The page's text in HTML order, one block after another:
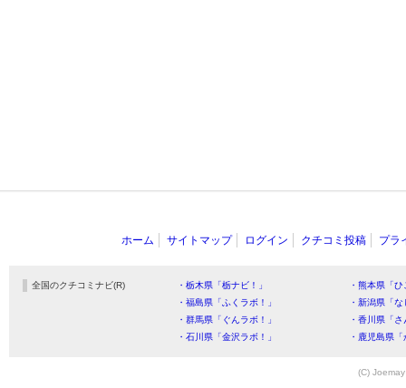
ホーム サイトマップ ログイン クチコミ投稿 プラ
全国のクチコミナビ(R) ・栃木県「栃ナビ！」
・熊本県「
・福島県「ふくラボ！」
・新潟県「
・群馬県「ぐんラボ！」
・香川県「
・石川県「金沢ラボ！」
・鹿児島県
(C)